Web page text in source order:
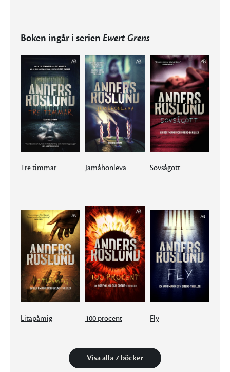
Boken ingår i serien Ewert Grens
Tre timmar Jamåhonleva Sovsågott
Litapåmig 100 procent Fly
Visa alla 7 böcker